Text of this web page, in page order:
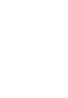
deren
der Türkei.
Sicherheit.
einer